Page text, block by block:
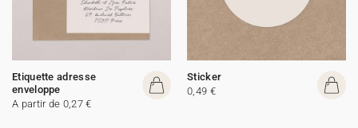
Etiquette adresse
enveloppe
A partir de 0,27 €
Sticker
0,49 €